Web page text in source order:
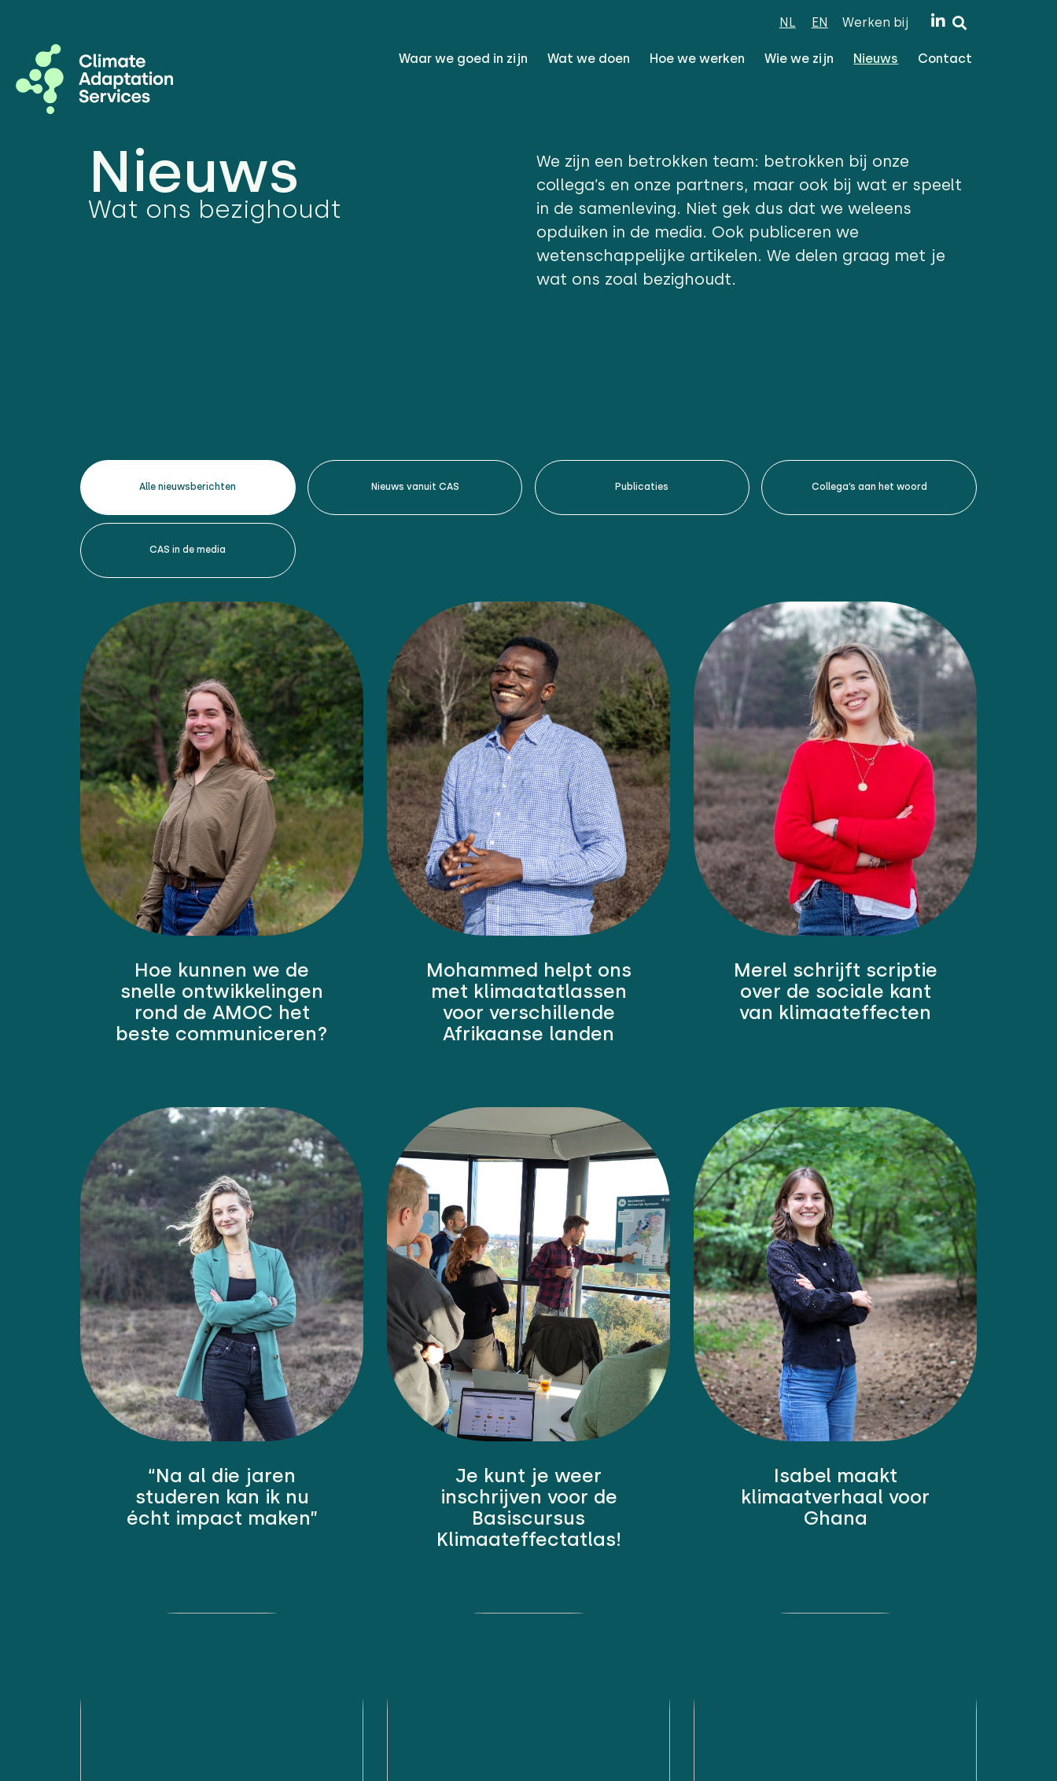
NL EN Werken bij
Waar we goed in zijn Wat we doen Hoe we werken Wie we zijn Nieuws Contact
Nieuws
Wat ons bezighoudt
We zijn een betrokken team: betrokken bij onze
collega’s en onze partners, maar ook bij wat er speelt
in de samenleving. Niet gek dus dat we weleens
opduiken in de media. Ook publiceren we
wetenschappelijke artikelen. We delen graag met je
wat ons zoal bezighoudt.
Alle nieuwsberichten Nieuws vanuit CAS Publicaties Collega’s aan het woord
CAS in de media
Hoe kunnen we de
snelle ontwikkelingen
rond de AMOC het
beste communiceren?
Mohammed helpt ons
met klimaatatlassen
voor verschillende
Afrikaanse landen
Merel schrijft scriptie
over de sociale kant
van klimaateffecten
“Na al die jaren
studeren kan ik nu
écht impact maken”
Je kunt je weer
inschrijven voor de
Basiscursus
Klimaateffectatlas!
Isabel maakt
klimaatverhaal voor
Ghana